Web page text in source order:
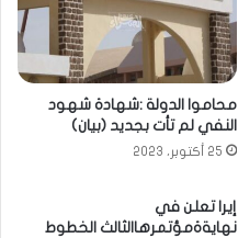
محاموا الدولة :شهادة شهود
النفي لم تأت بجديد (بيان)
25 أكتوبر، 2023
إيرا تعلن في
نهايةةمؤتمرهاالثالث الخطوط